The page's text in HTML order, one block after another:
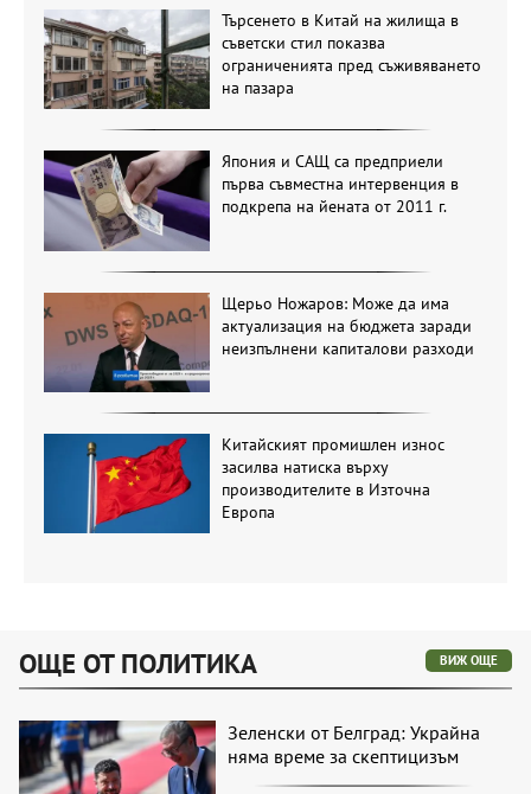
Търсенето в Китай на жилища в
съветски стил показва
ограниченията пред съживяването
на пазара
Япония и САЩ са предприели
първа съвместна интервенция в
подкрепа на йената от 2011 г.
Щерьо Ножаров: Може да има
актуализация на бюджета заради
неизпълнени капиталови разходи
Китайският промишлен износ
засилва натиска върху
производителите в Източна
Европа
ОЩЕ ОТ ПОЛИТИКА ВИЖ ОЩЕ
Зеленски от Белград: Украйна
няма време за скептицизъм